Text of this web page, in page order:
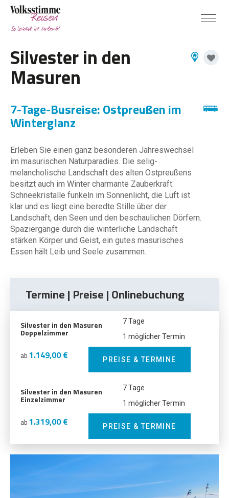
Silvester in den
Masuren
7-Tage-Busreise: Ostpreußen im
Winterglanz
Erleben Sie einen ganz besonderen Jahreswechsel
im masurischen Naturparadies. Die selig-
melancholische Landschaft des alten Ostpreußens
besitzt auch im Winter charmante Zauberkraft.
Schneekristalle funkeln im Sonnenlicht, die Luft ist
klar und es liegt eine beredte Stille über der
Landschaft, den Seen und den beschaulichen Dörfern.
Spaziergänge durch die winterliche Landschaft
stärken Körper und Geist, ein gutes masurisches
Essen hält Leib und Seele zusammen.
Termine | Preise | Onlinebuchung
Silvester in den Masuren
Doppelzimmer
7 Tage
1 möglicher Termin
ab 1.149,00 € PREISE & TERMINE
Silvester in den Masuren
Einzelzimmer
7 Tage
1 möglicher Termin
ab 1.319,00 € PREISE & TERMINE